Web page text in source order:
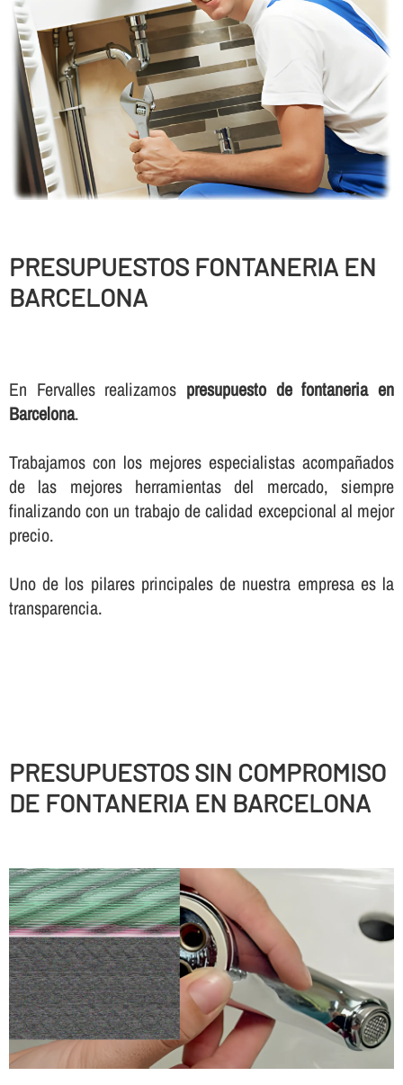
PRESUPUESTOS FONTANERIA EN
BARCELONA
En Fervalles realizamos presupuesto de fontaneria en
Barcelona.
Trabajamos con los mejores especialistas acompañados
de las mejores herramientas del mercado, siempre
finalizando con un trabajo de calidad excepcional al mejor
precio.
Uno de los pilares principales de nuestra empresa es la
transparencia.
PRESUPUESTOS SIN COMPROMISO
DE FONTANERIA EN BARCELONA